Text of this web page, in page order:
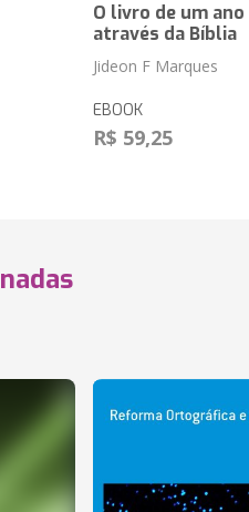
O livro de um
através da Bíblia
Jideon F Marques
EBOOK
R$ 59,25